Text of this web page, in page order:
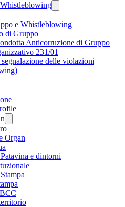
e Whistleblowing
di Gruppo
Anticorruzione di Gruppo
231/01
delle violazioni
Organ
e dintorni